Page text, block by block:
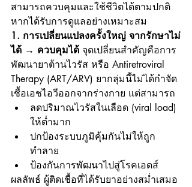
สามารถควบคุมและใช้ชีวิตได้ตามปกติ
หากได้รับการดูแลอย่างเหมาะสม
1. การเปลี่ยนแปลงครั้งใหญ่ จากรักษาไม่
ได้ → ควบคุมได้ จุดเปลี่ยนสำคัญคือการ
พัฒนายาต้านไวรัส หรือ Antiretroviral
Therapy (ART/ARV) ยากลุ่มนี้ไม่ได้กำจัด
เชื้อเอชไอวีออกจากร่างกาย แต่สามารถ
ลดปริมาณไวรัสในเลือด (viral load)
ให้ต่ำมาก
ปกป้องระบบภูมิคุ้มกันไม่ให้ถูก
ทำลาย
ป้องกันการพัฒนาไปสู่โรคเอดส์
ผลลัพธ์ ผู้ติดเชื้อที่ได้รับยาอย่างสม่ำเสมอ